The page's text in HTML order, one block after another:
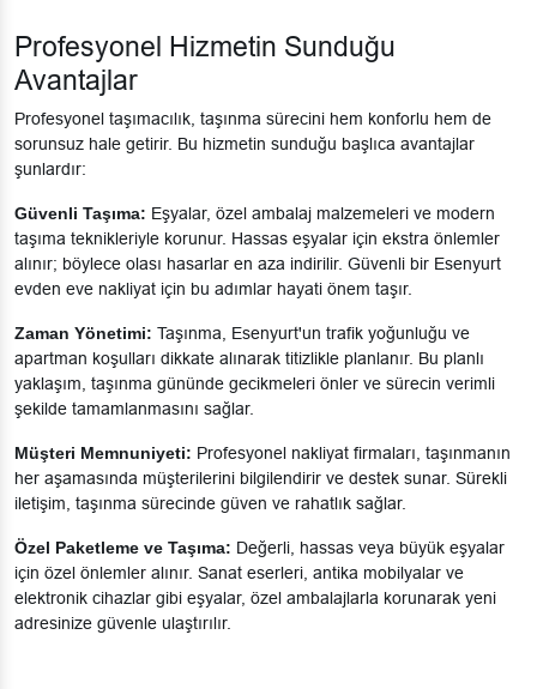
Profesyonel Hizmetin Sunduğu
Avantajlar
Profesyonel taşımacılık, taşınma sürecini hem konforlu hem de
sorunsuz hale getirir. Bu hizmetin sunduğu başlıca avantajlar
şunlardır:
Güvenli Taşıma: Eşyalar, özel ambalaj malzemeleri ve modern
taşıma teknikleriyle korunur. Hassas eşyalar için ekstra önlemler
alınır; böylece olası hasarlar en aza indirilir. Güvenli bir Esenyurt
evden eve nakliyat için bu adımlar hayati önem taşır.
Zaman Yönetimi: Taşınma, Esenyurt'un trafik yoğunluğu ve
apartman koşulları dikkate alınarak titizlikle planlanır. Bu planlı
yaklaşım, taşınma gününde gecikmeleri önler ve sürecin verimli
şekilde tamamlanmasını sağlar.
Müşteri Memnuniyeti: Profesyonel nakliyat firmaları, taşınmanın
her aşamasında müşterilerini bilgilendirir ve destek sunar. Sürekli
iletişim, taşınma sürecinde güven ve rahatlık sağlar.
Özel Paketleme ve Taşıma: Değerli, hassas veya büyük eşyalar
için özel önlemler alınır. Sanat eserleri, antika mobilyalar ve
elektronik cihazlar gibi eşyalar, özel ambalajlarla korunarak yeni
adresinize güvenle ulaştırılır.